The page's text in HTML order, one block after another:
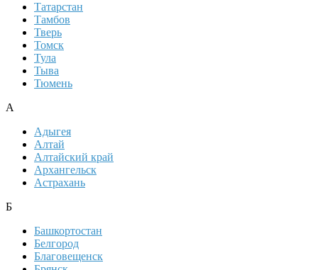
Татарстан
Тамбов
Тверь
Томск
Тула
Тыва
Тюмень
А
Адыгея
Алтай
Алтайский край
Архангельск
Астрахань
Б
Башкортостан
Белгород
Благовещенск